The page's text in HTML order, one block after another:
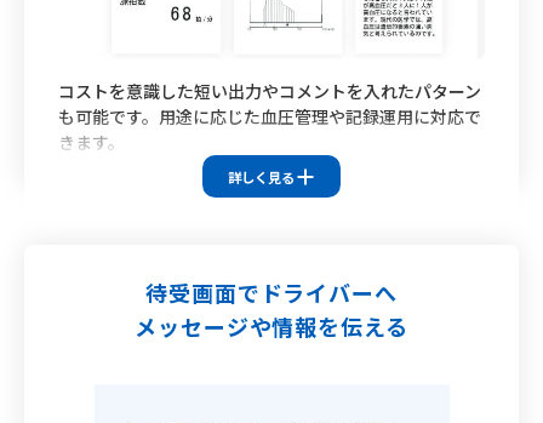
コストを意識した短い出力やコメントを入れたパターン
も可能です。用途に応じた血圧管理や記録運用に対応で
きます。
詳しく見る
待受画面でドライバーへ
メッセージや情報を伝える